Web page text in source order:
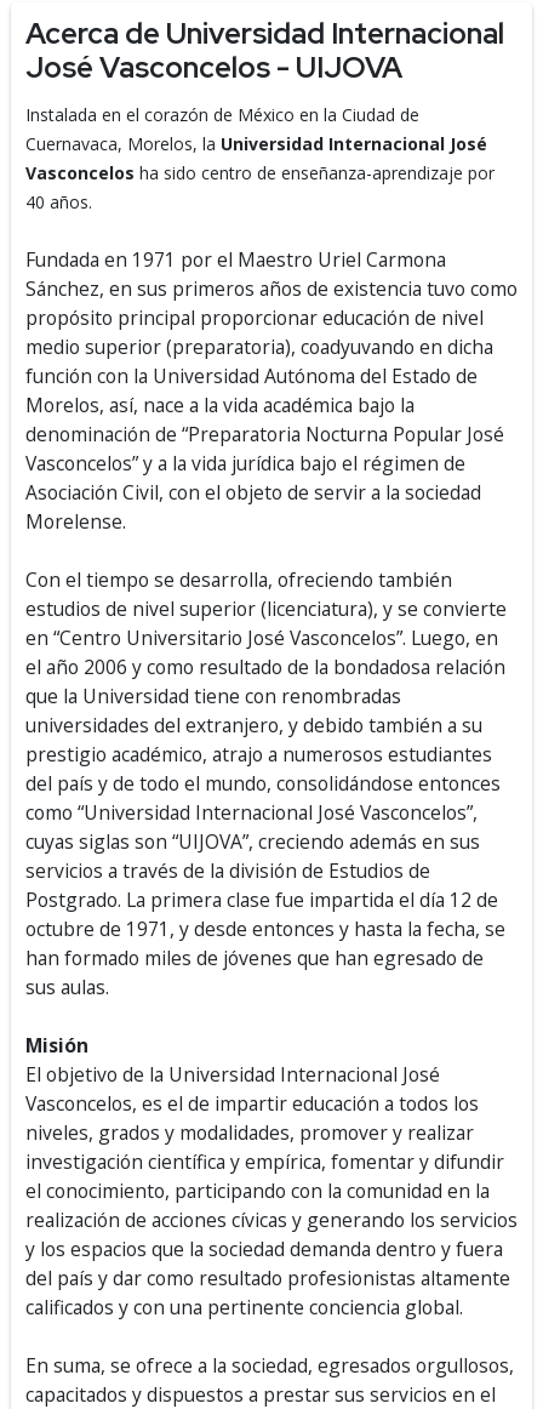
Acerca de Universidad Internacional
José Vasconcelos - UIJOVA
Instalada en el corazón de México en la Ciudad de
Cuernavaca, Morelos, la Universidad Internacional José
Vasconcelos ha sido centro de enseñanza-aprendizaje por
40 años.
Fundada en 1971 por el Maestro Uriel Carmona
Sánchez, en sus primeros años de existencia tuvo como
propósito principal proporcionar educación de nivel
medio superior (preparatoria), coadyuvando en dicha
función con la Universidad Autónoma del Estado de
Morelos, así, nace a la vida académica bajo la
denominación de “Preparatoria Nocturna Popular José
Vasconcelos” y a la vida jurídica bajo el régimen de
Asociación Civil, con el objeto de servir a la sociedad
Morelense.
Con el tiempo se desarrolla, ofreciendo también
estudios de nivel superior (licenciatura), y se convierte
en “Centro Universitario José Vasconcelos”. Luego, en
el año 2006 y como resultado de la bondadosa relación
que la Universidad tiene con renombradas
universidades del extranjero, y debido también a su
prestigio académico, atrajo a numerosos estudiantes
del país y de todo el mundo, consolidándose entonces
como “Universidad Internacional José Vasconcelos”,
cuyas siglas son “UIJOVA”, creciendo además en sus
servicios a través de la división de Estudios de
Postgrado. La primera clase fue impartida el día 12 de
octubre de 1971, y desde entonces y hasta la fecha, se
han formado miles de jóvenes que han egresado de
sus aulas.
Misión
El objetivo de la Universidad Internacional José
Vasconcelos, es el de impartir educación a todos los
niveles, grados y modalidades, promover y realizar
investigación científica y empírica, fomentar y difundir
el conocimiento, participando con la comunidad en la
realización de acciones cívicas y generando los servicios
y los espacios que la sociedad demanda dentro y fuera
del país y dar como resultado profesionistas altamente
calificados y con una pertinente conciencia global.
En suma, se ofrece a la sociedad, egresados orgullosos,
capacitados y dispuestos a prestar sus servicios en el